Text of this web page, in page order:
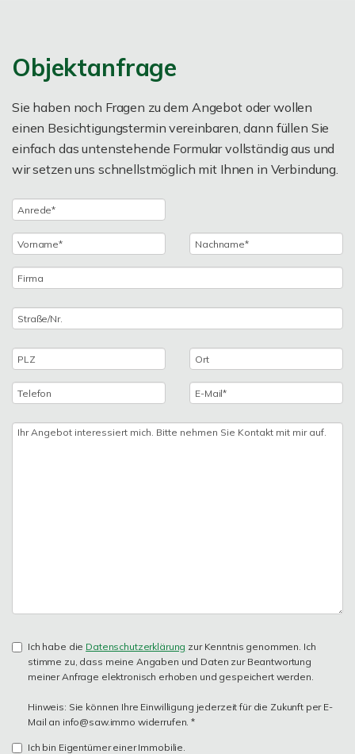
Objektanfrage
Sie haben noch Fragen zu dem Angebot oder wollen
einen Besichtigungstermin vereinbaren, dann füllen Sie
einfach das untenstehende Formular vollständig aus und
wir setzen uns schnellstmöglich mit Ihnen in Verbindung.
Ich habe die Datenschutzerklärung zur Kenntnis genommen. Ich
stimme zu, dass meine Angaben und Daten zur Beantwortung
meiner Anfrage elektronisch erhoben und gespeichert werden.
Hinweis: Sie können Ihre Einwilligung jederzeit für die Zukunft per E-
Mail an info@saw.immo widerrufen. *
Ich bin Eigentümer einer Immobilie.